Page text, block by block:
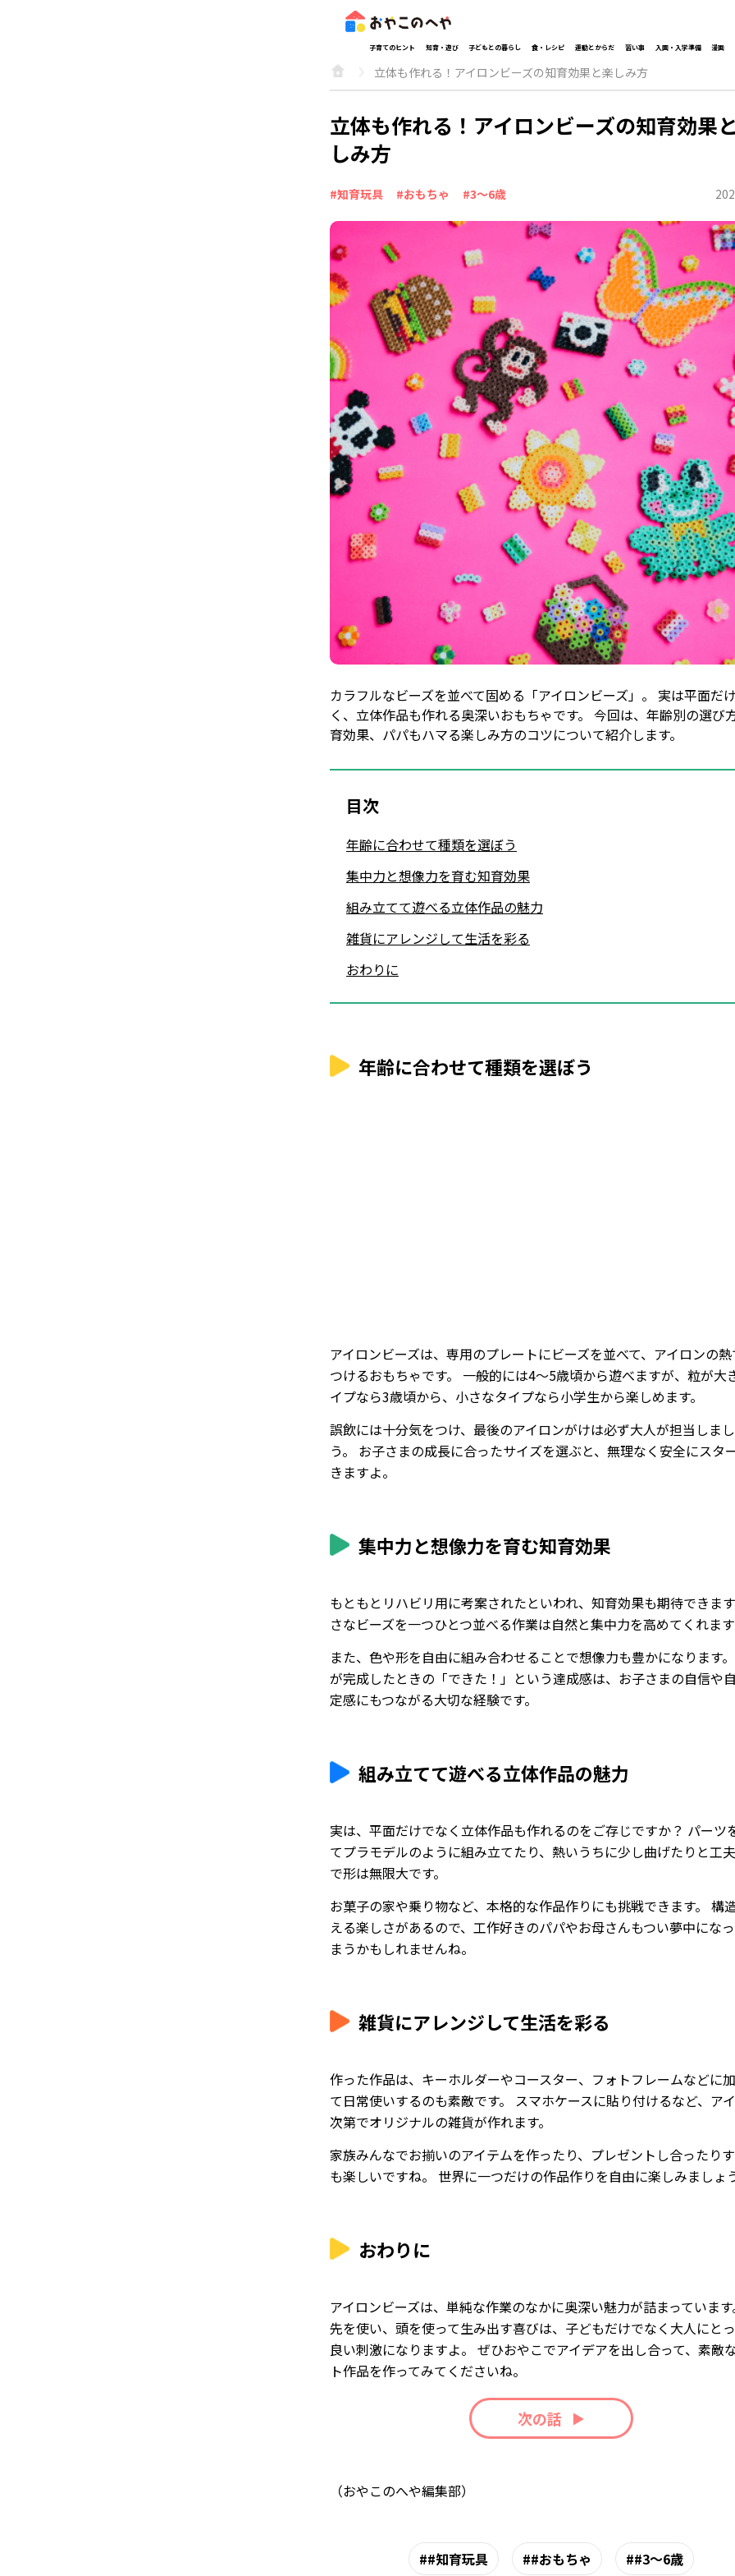
子育てのヒント 知育・遊び 子どもとの暮らし 食・レシピ 運動とからだ 習い事 入園・入学準備 漫画
立体も作れる！アイロンビーズの知育効果と楽しみ方
立体も作れる！アイロンビーズの知育効果
しみ方
#知育玩具 #おもちゃ #3～6歳
カラフルなビーズを並べて固める「アイロンビーズ」。 実は平面だ
く、立体作品も作れる奥深いおもちゃです。 今回は、年齢別の選び
育効果、パパもハマる楽しみ方のコツについて紹介します。
目次
年齢に合わせて種類を選ぼう
集中力と想像力を育む知育効果
組み立てて遊べる立体作品の魅力
雑貨にアレンジして生活を彩る
おわりに
年齢に合わせて種類を選ぼう
アイロンビーズは、専用のプレートにビーズを並べて、アイロンの熱
つけるおもちゃです。 一般的には4〜5歳頃から遊べますが、粒が大
イプなら3歳頃から、小さなタイプなら小学生から楽しめます。
誤飲には十分気をつけ、最後のアイロンがけは必ず大人が担当しま
う。 お子さまの成長に合ったサイズを選ぶと、無理なく安全にスタ
きますよ。
集中力と想像力を育む知育効果
もともとリハビリ用に考案されたといわれ、知育効果も期待できま
さなビーズを一つひとつ並べる作業は自然と集中力を高めてくれます
また、色や形を自由に組み合わせることで想像力も豊かになります
が完成したときの「できた！」という達成感は、お子さまの自信や
定感にもつながる大切な経験です。
組み立てて遊べる立体作品の魅力
実は、平面だけでなく立体作品も作れるのをご存じですか？ パーツ
てプラモデルのように組み立てたり、熱いうちに少し曲げたりと工
で形は無限大です。
お菓子の家や乗り物など、本格的な作品作りにも挑戦できます。 構
える楽しさがあるので、工作好きのパパやお母さんもつい夢中にな
まうかもしれませんね。
雑貨にアレンジして生活を彩る
作った作品は、キーホルダーやコースター、フォトフレームなどに
て日常使いするのも素敵です。 スマホケースに貼り付けるなど、ア
次第でオリジナルの雑貨が作れます。
家族みんなでお揃いのアイテムを作ったり、プレゼントし合ったり
も楽しいですね。 世界に一つだけの作品作りを自由に楽しみましょう
おわりに
アイロンビーズは、単純な作業のなかに奥深い魅力が詰まっていま
先を使い、頭を使って生み出す喜びは、子どもだけでなく大人にと
良い刺激になりますよ。 ぜひおやこでアイデアを出し合って、素敵
ト作品を作ってみてくださいね。
次の話
（おやこのへや編集部）
#知育玩具 #おもちゃ #3～6歳